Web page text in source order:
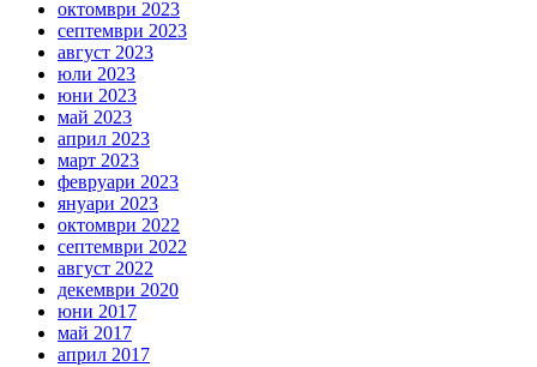
октомври 2023
септември 2023
август 2023
юли 2023
юни 2023
май 2023
април 2023
март 2023
февруари 2023
януари 2023
октомври 2022
септември 2022
август 2022
декември 2020
юни 2017
май 2017
април 2017